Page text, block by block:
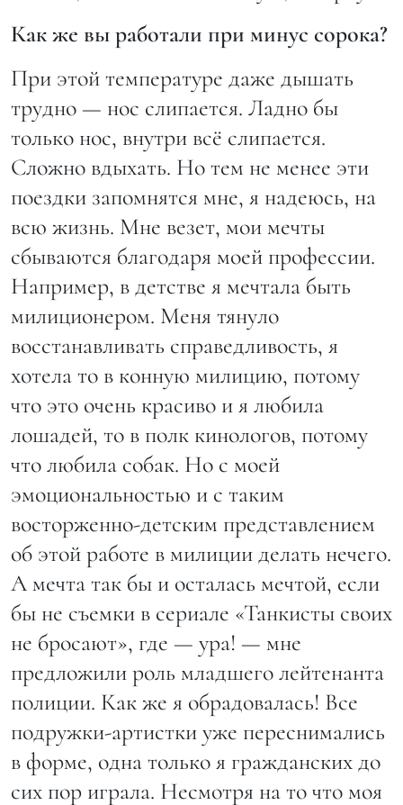
Как же вы работали при минус сорока?
При этой температуре даже дышать
трудно — нос слипается. Ладно бы
только нос, внутри всё слипается.
Сложно вдыхать. Но тем не менее эти
поездки запомнятся мне, я надеюсь, на
всю жизнь. Мне везет, мои мечты
сбываются благодаря моей профессии.
Например, в детстве я мечтала быть
милиционером. Меня тянуло
восстанавливать справедливость, я
хотела то в конную милицию, потому
что это очень красиво и я любила
лошадей, то в полк кинологов, потому
что любила собак. Но с моей
эмоциональностью и с таким
восторженно-детским представлением
об этой работе в милиции делать нечего.
А мечта так бы и осталась мечтой, если
бы не съемки в сериале «Танкисты своих
не бросают», где — ура! — мне
предложили роль младшего лейтенанта
полиции. Как же я обрадовалась! Все
подружки-артистки уже переснимались
в форме, одна только я гражданских до
сих пор играла. Несмотря на то что моя